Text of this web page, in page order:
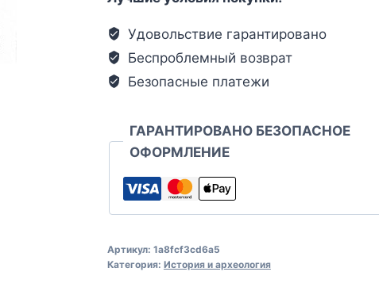
Удовольствие гарантировано
Беспроблемный возврат
Безопасные платежи
ГАРАНТИРОВАНО БЕЗОПАСНОЕ
ОФОРМЛЕНИЕ
Артикул: 1a8fcf3cd6a5
Категория: История и археология